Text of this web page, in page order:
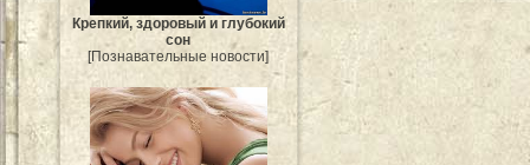
Крепкий, здоровый и глубокий
сон
[Познавательные новости]